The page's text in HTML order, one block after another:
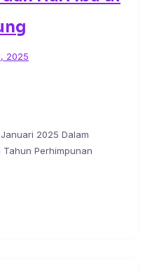
2025
2025 Dalam
Perhimpunan